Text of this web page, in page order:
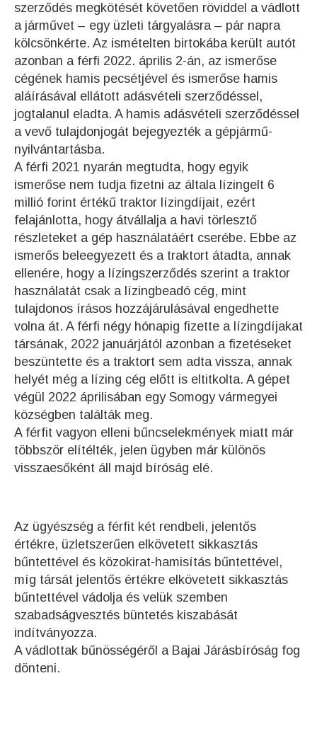
szerződés megkötését követően röviddel a vádlott
a járművet – egy üzleti tárgyalásra – pár napra
kölcsönkérte. Az ismételten birtokába került autót
azonban a férfi 2022. április 2-án, az ismerőse
cégének hamis pecsétjével és ismerőse hamis
aláírásával ellátott adásvételi szerződéssel,
jogtalanul eladta. A hamis adásvételi szerződéssel
a vevő tulajdonjogát bejegyezték a gépjármű-
nyilvántartásba.
A férfi 2021 nyarán megtudta, hogy egyik
ismerőse nem tudja fizetni az általa lízingelt 6
millió forint értékű traktor lízingdíjait, ezért
felajánlotta, hogy átvállalja a havi törlesztő
részleteket a gép használatáért cserébe. Ebbe az
ismerős beleegyezett és a traktort átadta, annak
ellenére, hogy a lízingszerződés szerint a traktor
használatát csak a lízingbeadó cég, mint
tulajdonos írásos hozzájárulásával engedhette
volna át. A férfi négy hónapig fizette a lízingdíjakat
társának, 2022 januárjától azonban a fizetéseket
beszüntette és a traktort sem adta vissza, annak
helyét még a lízing cég előtt is eltitkolta. A gépet
végül 2022 áprilisában egy Somogy vármegyei
községben találták meg.
A férfit vagyon elleni bűncselekmények miatt már
többször elítélték, jelen ügyben már különös
visszaesőként áll majd bíróság elé.
Az ügyészség a férfit két rendbeli, jelentős
értékre, üzletszerűen elkövetett sikkasztás
bűntettével és közokirat-hamisítás bűntettével,
míg társát jelentős értékre elkövetett sikkasztás
bűntettével vádolja és velük szemben
szabadságvesztés büntetés kiszabását
indítványozza.
A vádlottak bűnösségéről a Bajai Járásbíróság fog
dönteni.